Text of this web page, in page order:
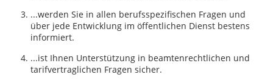
...werden Sie in allen berufsspezifischen Fragen und
über jede Entwicklung im öffentlichen Dienst bestens
informiert.
...ist Ihnen Unterstützung in beamtenrechtlichen und
tarifvertraglichen Fragen sicher.